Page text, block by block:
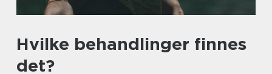
Hvilke behandlinger finnes
det?